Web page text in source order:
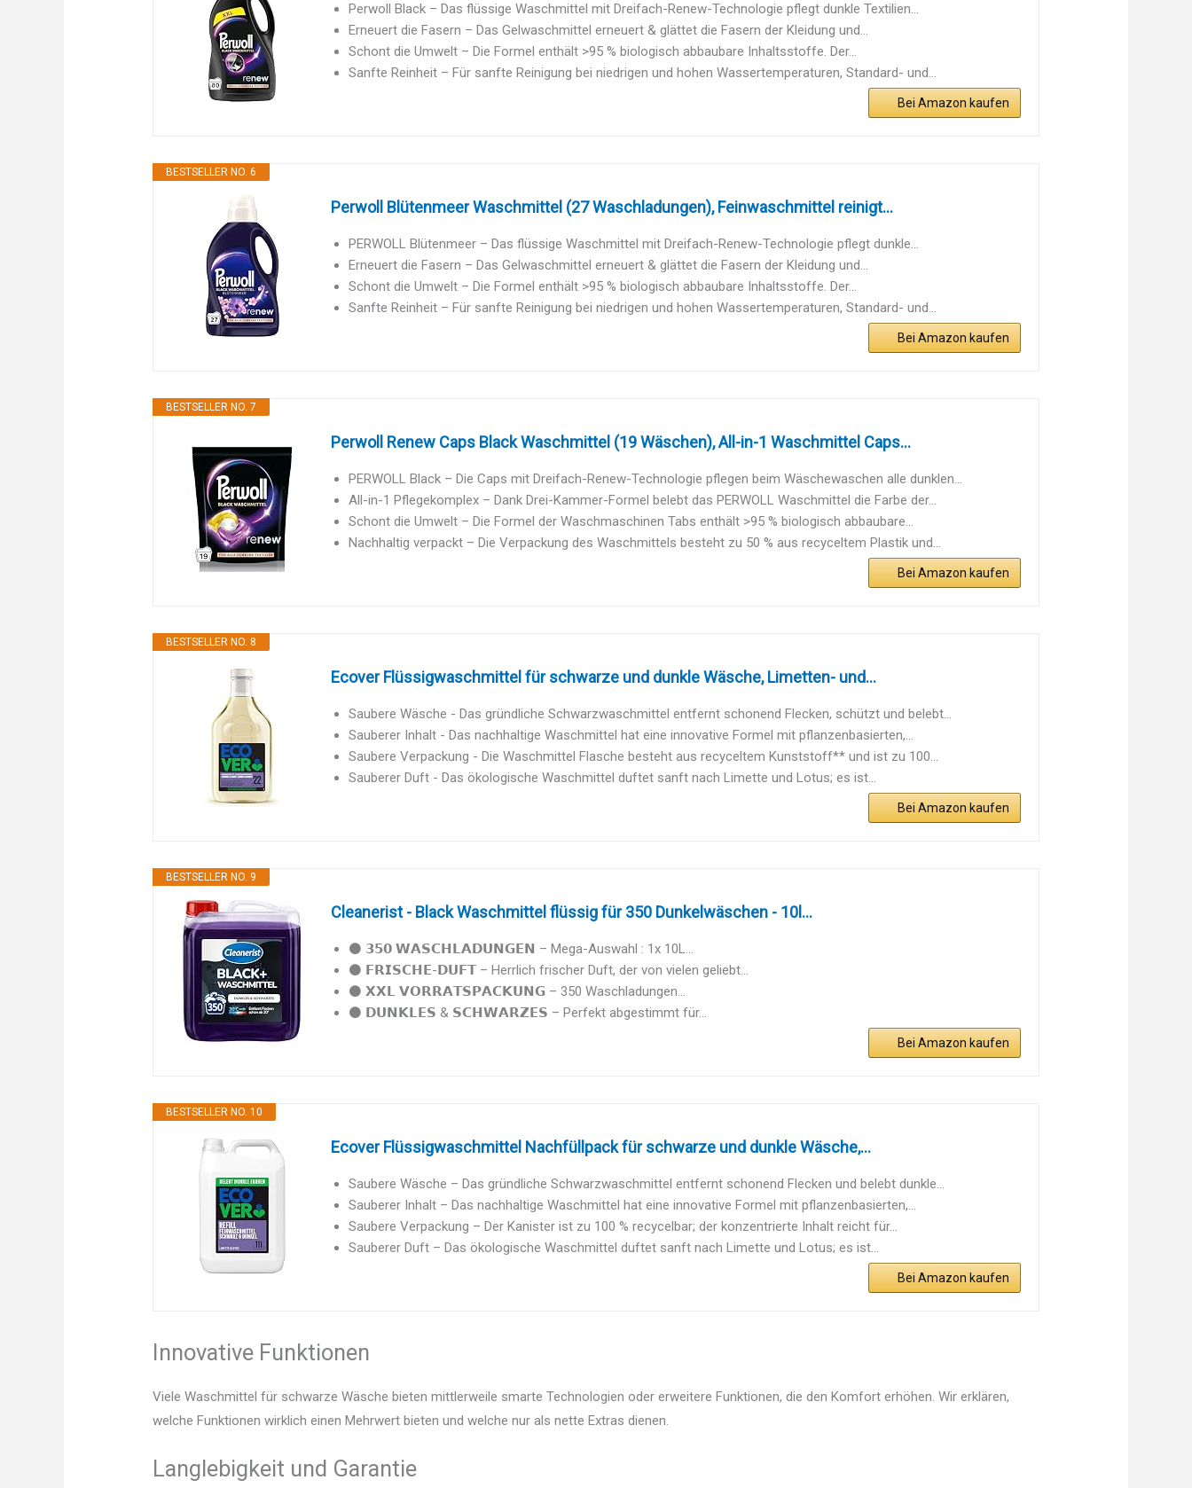
Perwoll Black – Das flüssige Waschmittel mit Dreifach-Renew-Technologie pflegt dunkle Textilien...
Erneuert die Fasern – Das Gelwaschmittel erneuert & glättet die Fasern der Kleidung und...
Schont die Umwelt – Die Formel enthält >95 % biologisch abbaubare Inhaltsstoffe. Der...
Sanfte Reinheit – Für sanfte Reinigung bei niedrigen und hohen Wassertemperaturen, Standard- und...
Bei Amazon kaufen
BESTSELLER NO. 6
Perwoll Blütenmeer Waschmittel (27 Waschladungen), Feinwaschmittel reinigt...
PERWOLL Blütenmeer – Das flüssige Waschmittel mit Dreifach-Renew-Technologie pflegt dunkle...
Erneuert die Fasern – Das Gelwaschmittel erneuert & glättet die Fasern der Kleidung und...
Schont die Umwelt – Die Formel enthält >95 % biologisch abbaubare Inhaltsstoffe. Der...
Sanfte Reinheit – Für sanfte Reinigung bei niedrigen und hohen Wassertemperaturen, Standard- und...
Bei Amazon kaufen
BESTSELLER NO. 7
Perwoll Renew Caps Black Waschmittel (19 Wäschen), All-in-1 Waschmittel Caps...
PERWOLL Black – Die Caps mit Dreifach-Renew-Technologie pflegen beim Wäschewaschen alle dunklen...
All-in-1 Pflegekomplex – Dank Drei-Kammer-Formel belebt das PERWOLL Waschmittel die Farbe der...
Schont die Umwelt – Die Formel der Waschmaschinen Tabs enthält >95 % biologisch abbaubare...
Nachhaltig verpackt – Die Verpackung des Waschmittels besteht zu 50 % aus recyceltem Plastik und...
Bei Amazon kaufen
BESTSELLER NO. 8
Ecover Flüssigwaschmittel für schwarze und dunkle Wäsche, Limetten- und...
Saubere Wäsche - Das gründliche Schwarzwaschmittel entfernt schonend Flecken, schützt und belebt...
Sauberer Inhalt - Das nachhaltige Waschmittel hat eine innovative Formel mit pflanzenbasierten,...
Saubere Verpackung - Die Waschmittel Flasche besteht aus recyceltem Kunststoff** und ist zu 100...
Sauberer Duft - Das ökologische Waschmittel duftet sanft nach Limette und Lotus; es ist...
Bei Amazon kaufen
BESTSELLER NO. 9
Cleanerist - Black Waschmittel flüssig für 350 Dunkelwäschen - 10l...
⚫ 𝟯𝟱𝟬 𝗪𝗔𝗦𝗖𝗛𝗟𝗔𝗗𝗨𝗡𝗚𝗘𝗡 – Mega-Auswahl : 1x 10L...
⚫ 𝗙𝗥𝗜𝗦𝗖𝗛𝗘-𝗗𝗨𝗙𝗧 – Herrlich frischer Duft, der von vielen geliebt...
⚫ 𝗫𝗫𝗟 𝗩𝗢𝗥𝗥𝗔𝗧𝗦𝗣𝗔𝗖𝗞𝗨𝗡𝗚 – 350 Waschladungen...
⚫ 𝗗𝗨𝗡𝗞𝗟𝗘𝗦 & 𝗦𝗖𝗛𝗪𝗔𝗥𝗭𝗘𝗦 – Perfekt abgestimmt für...
Bei Amazon kaufen
BESTSELLER NO. 10
Ecover Flüssigwaschmittel Nachfüllpack für schwarze und dunkle Wäsche,...
Saubere Wäsche – Das gründliche Schwarzwaschmittel entfernt schonend Flecken und belebt dunkle...
Sauberer Inhalt – Das nachhaltige Waschmittel hat eine innovative Formel mit pflanzenbasierten,...
Saubere Verpackung – Der Kanister ist zu 100 % recycelbar; der konzentrierte Inhalt reicht für...
Sauberer Duft – Das ökologische Waschmittel duftet sanft nach Limette und Lotus; es ist...
Bei Amazon kaufen
Innovative Funktionen
Viele Waschmittel für schwarze Wäsche bieten mittlerweile smarte Technologien oder erweitere Funktionen, die den Komfort erhöhen. Wir erklären,
welche Funktionen wirklich einen Mehrwert bieten und welche nur als nette Extras dienen.
Langlebigkeit und Garantie